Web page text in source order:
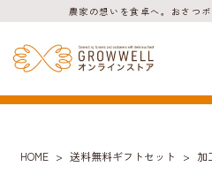
農家の想いを食卓へ。おさつ
HOME 送料無料ギフトセット 加